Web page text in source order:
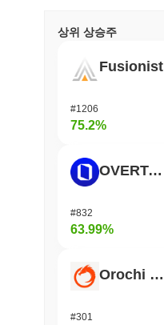
상위 상승주
Fusionist
#1206
75.2%
OVERTAKE
#832
63.99%
Orochi Network
#301